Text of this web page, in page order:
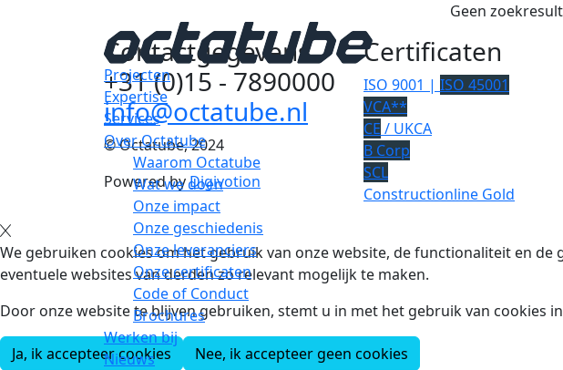
Projecten
Expertise
Services
Over Octatube
Waarom Octatube
Wat we doen
Onze impact
Onze geschiedenis
Onze leveranciers
Onze certificaten
Code of Conduct
Brochures
Werken bij
Nieuws
Geen
Contactgegevens
+31 (0)15 - 7890000
info@octatube.nl
© Octatube, 2024
Powered byDigivotion
Certificaten
ISO 9001 | ISO 45001
VCA**
CE / UKCA
B Corp
SCL
Constructionline Gold
We gebruiken cookies om het gebruik van onze website, de functionaliteit en
eventuele websites van derden zo relevant mogelijk te maken.
Door onze website te blijven gebruiken, stemt u in met het gebruik van cookies
Ja, ik accepteer cookies Nee, ik accepteer geen cookies